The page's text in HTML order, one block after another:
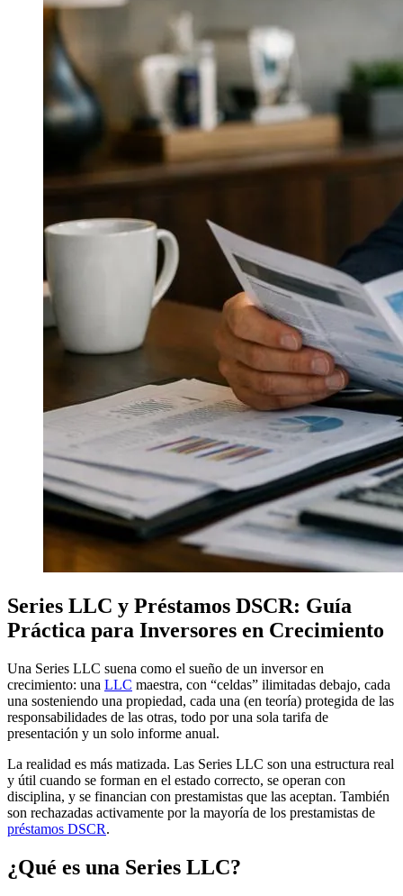
Series LLC y Préstamos DSCR: Guía
Práctica para Inversores en Crecimiento
Una Series LLC suena como el sueño de un inversor en
crecimiento: una LLC maestra, con “celdas” ilimitadas debajo, cada
una sosteniendo una propiedad, cada una (en teoría) protegida de las
responsabilidades de las otras, todo por una sola tarifa de
presentación y un solo informe anual.
La realidad es más matizada. Las Series LLC son una estructura real
y útil cuando se forman en el estado correcto, se operan con
disciplina, y se financian con prestamistas que las aceptan. También
son rechazadas activamente por la mayoría de los prestamistas de
préstamos DSCR.
¿Qué es una Series LLC?